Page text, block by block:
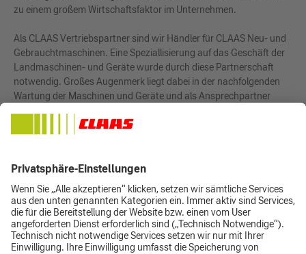
zu einem großem Wirtschaftsfaktor im Unternehmen.
Als CLAAS Vertriebspartner sind wir Händler für CLAAS Neu- und
Gebrauchtmaschinen. Eine Speziallisierung auf das Geschäft der
Landmaschinen- und Geräte wurde durch diese Partnerschaft
notwendig. Großes Augenmerk liegt dabei in der nachfolgenden
Wartung der Maschinen und Geräte und als Ansprechpartner
unseren Kunden unsere Dienstleistungen in hellen und modernen
Werkstatträumen anbieten.
Besuchen Sie uns doch einmal.